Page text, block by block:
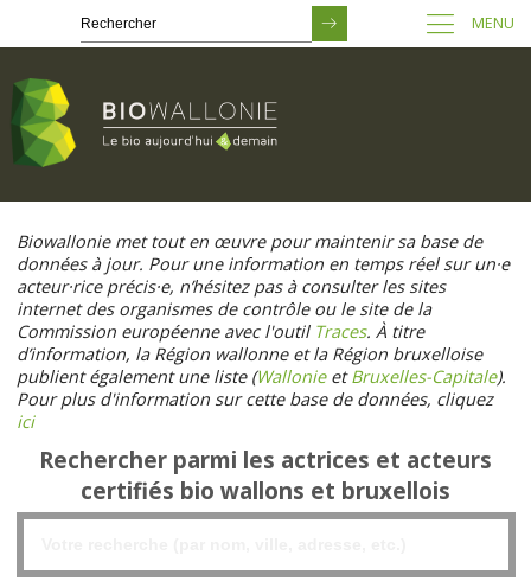
contenu
principal
MENU
Biowallonie met tout en œuvre pour maintenir sa base de
données à jour. Pour une information en temps réel sur un·e
acteur·rice précis·e, n’hésitez pas à consulter les sites
internet des organismes de contrôle ou le site de la
Commission européenne avec l'outil Traces. À titre
d’information, la Région wallonne et la Région bruxelloise
publient également une liste (WallonieetBruxelles-Capitale).
Pour plus d'information sur cette base de données, cliquez
ici
Rechercher parmi les actrices et acteurs
certifiés bio wallons et bruxellois